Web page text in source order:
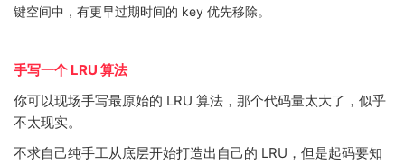
键空间中，有更早过期时间的 key 优先移除。
手写一个 LRU 算法
你可以现场手写最原始的 LRU 算法，那个代码量太大了，似乎
不太现实。
不求自己纯手工从底层开始打造出自己的 LRU，但是起码要知